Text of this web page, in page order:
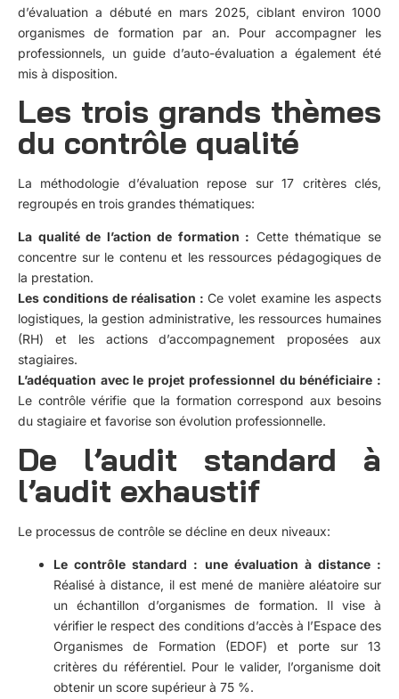
d’évaluation a débuté en mars 2025, ciblant environ 1000
organismes de formation par an. Pour accompagner les
professionnels, un guide d’auto-évaluation a également été
mis à disposition.
Les trois grands thèmes
du contrôle qualité
La méthodologie d’évaluation repose sur 17 critères clés,
regroupés en trois grandes thématiques:
La qualité de l’action de formation : Cette thématique se
concentre sur le contenu et les ressources pédagogiques de
la prestation.
Les conditions de réalisation : Ce volet examine les aspects
logistiques, la gestion administrative, les ressources humaines
(RH) et les actions d’accompagnement proposées aux
stagiaires.
L’adéquation avec le projet professionnel du bénéficiaire :
Le contrôle vérifie que la formation correspond aux besoins
du stagiaire et favorise son évolution professionnelle.
De l’audit standard à
l’audit exhaustif
Le processus de contrôle se décline en deux niveaux:
Le contrôle standard : une évaluation à distance :
Réalisé à distance, il est mené de manière aléatoire sur
un échantillon d’organismes de formation. Il vise à
vérifier le respect des conditions d’accès à l’Espace des
Organismes de Formation (EDOF) et porte sur 13
critères du référentiel. Pour le valider, l’organisme doit
obtenir un score supérieur à 75 %.